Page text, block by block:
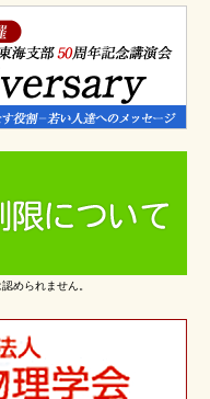
められません。